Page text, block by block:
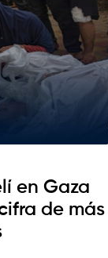
en Gaza
de más